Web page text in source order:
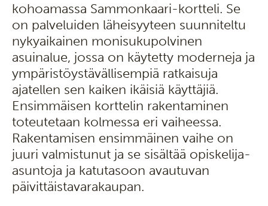
kohoamassa Sammonkaari-kortteli. Se
on palveluiden läheisyyteen suunniteltu
nykyaikainen monisukupolvinen
asuinalue, jossa on käytetty moderneja ja
ympäristöystävällisempiä ratkaisuja
ajatellen sen kaiken ikäisiä käyttäjiä.
Ensimmäisen korttelin rakentaminen
toteutetaan kolmessa eri vaiheessa.
Rakentamisen ensimmäinen vaihe on
juuri valmistunut ja se sisältää opiskelija-
asuntoja ja katutasoon avautuvan
päivittäistavarakaupan.